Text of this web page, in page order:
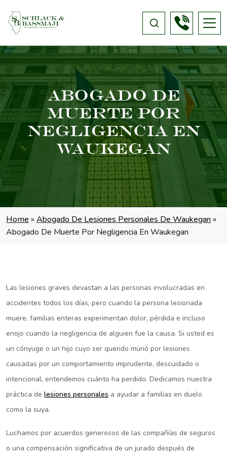
Abogado De
Muerte Por
Negligencia En
Waukegan
Home » Abogado De Lesiones Personales De Waukegan »
Abogado De Muerte Por Negligencia En Waukegan
Las lesiones graves devastan a las personas involucradas en
accidentes todos los días, pero cuando la persona lesionada
muere, familias enteras experimentan dolor, pérdida e incluso
enojo cuando la negligencia de alguien fue la causa. Si usted es
un cónyuge o un hijo cuyo ser querido murió por lesiones
causadas por un comportamiento imprudente, descuidado o
intencional, entendemos cuánto ha perdido. Dedicamos nuestra
práctica de lesiones personales a ayudar a familias en duelo
como la suya.
Luchamos por acuerdos generosos de las compañías de seguros
o una compensación significativa de un jurado después de